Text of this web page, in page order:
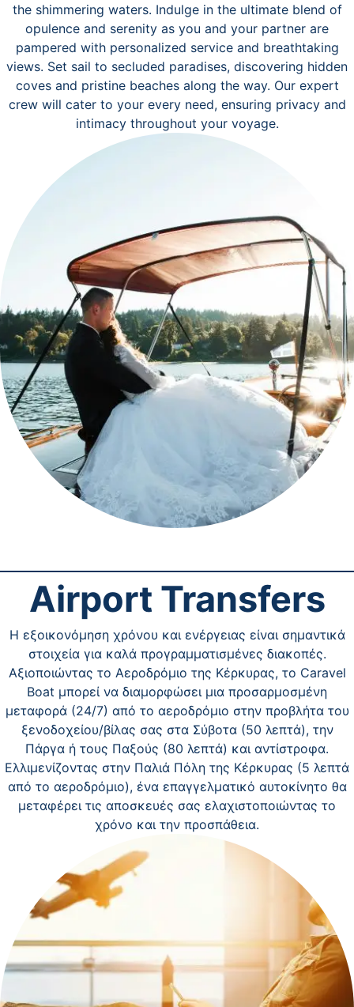
the shimmering waters. Indulge in the ultimate blend of
opulence and serenity as you and your partner are
pampered with personalized service and breathtaking
views. Set sail to secluded paradises, discovering hidden
coves and pristine beaches along the way. Our expert
crew will cater to your every need, ensuring privacy and
intimacy throughout your voyage.
Airport Transfers
Η εξοικονόμηση χρόνου και ενέργειας είναι σημαντικά
στοιχεία για καλά προγραμματισμένες διακοπές.
Αξιοποιώντας το Αεροδρόμιο της Κέρκυρας, το Caravel
Boat μπορεί να διαμορφώσει μια προσαρμοσμένη
μεταφορά (24/7) από το αεροδρόμιο στην προβλήτα του
ξενοδοχείου/βίλας σας στα Σύβοτα (50 λεπτά), την
Πάργα ή τους Παξούς (80 λεπτά) και αντίστροφα.
Ελλιμενίζοντας στην Παλιά Πόλη της Κέρκυρας (5 λεπτά
από το αεροδρόμιο), ένα επαγγελματικό αυτοκίνητο θα
μεταφέρει τις αποσκευές σας ελαχιστοποιώντας το
χρόνο και την προσπάθεια.